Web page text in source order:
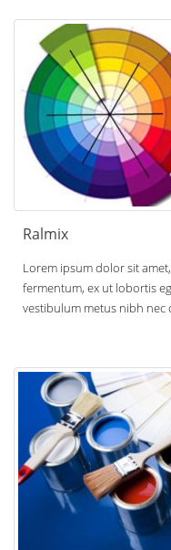
Ralmix
Lorem ipsum dolor sit
fermentum, ex ut lobortis
vestibulum metus nibh nec